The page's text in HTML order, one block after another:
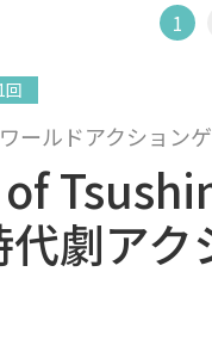
1
回
ールドアクション
劇ア